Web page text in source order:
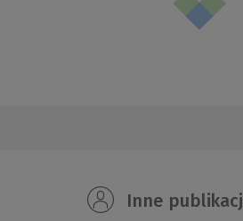
Inne